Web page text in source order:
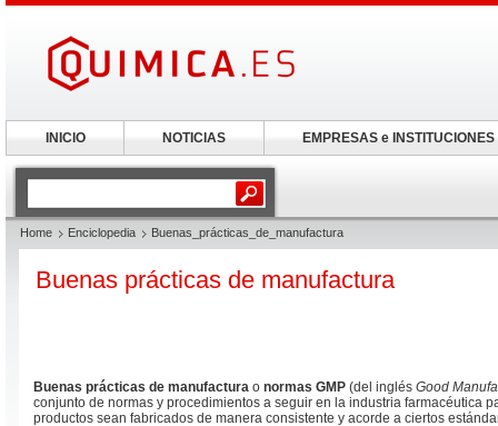
Home Enciclopedia Buenas_prácticas_de_manufactura
Buenas prácticas de manufactura
Buenas prácticas de manufactura o normas GMP (del inglés Good
conjunto de normas y procedimientos a seguir en la industria farmacéutica
productos sean fabricados de manera consistente y acorde a ciertos
INICIO NOTICIAS EMPRESAS e INSTITUCIONES